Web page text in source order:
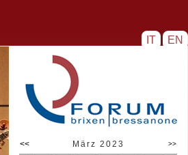
IT EN
<< März 2023 >>